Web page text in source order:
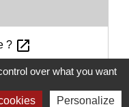
? open_in_new
créances open_in_new
over what you want
Personalize